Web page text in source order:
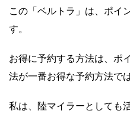
この「ベルトラ」は、ポイ
す。
お得に予約する方法は、ポ
法が一番お得な予約方法で
私は、陸マイラーとしても